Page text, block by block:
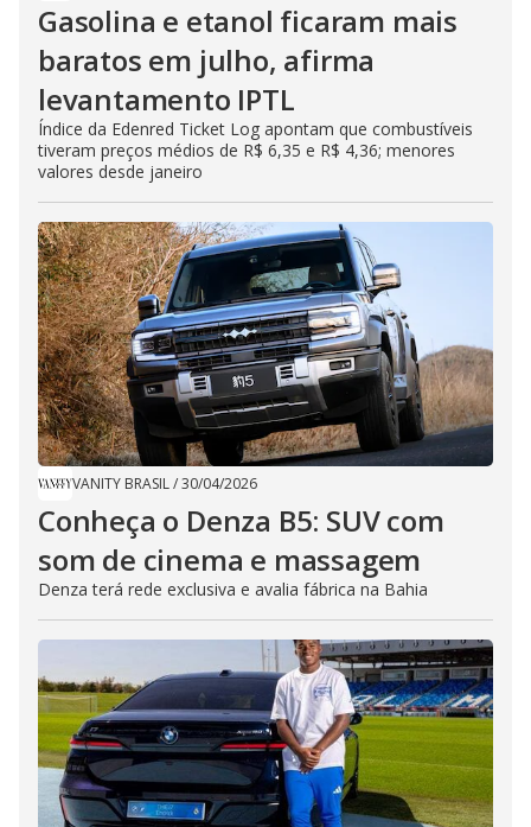
Gasolina e etanol ficaram mais
baratos em julho, afirma
levantamento IPTL
Índice da Edenred Ticket Log apontam que combustíveis
tiveram preços médios de R$ 6,35 e R$ 4,36; menores
valores desde janeiro
VANITY BRASIL/30/04/2026
Conheça o Denza B5: SUV com
som de cinema e massagem
Denza terá rede exclusiva e avalia fábrica na Bahia